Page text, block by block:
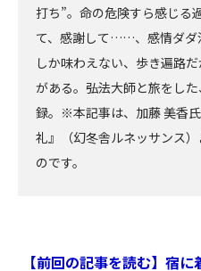
打ち”。命の危険すら感じる
て、感謝して……、感情ダダ
しか味わえない、歩き遍路
がある。――弘法大師と旅を
録。※本記事は、加藤 美香
礼』（幻冬舎ルネッサンス
のです。
【前回の記事を読む】宿